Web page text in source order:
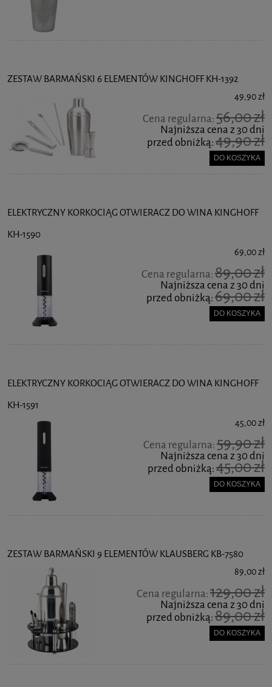
ZESTAW BARMAŃSKI 6 ELEMENTÓW KINGHOFF KH-1392
49,90 zł
Cena regularna:56,00 zł
Najniższa cena z 30 dni
przed obniżką:49,90 zł
DO KOSZYKA
ELEKTRYCZNY KORKOCIĄG OTWIERACZ DO WINA KINGHOFF
KH-1590
69,00 zł
Cena regularna:89,00 zł
Najniższa cena z 30 dni
przed obniżką:69,00 zł
DO KOSZYKA
ELEKTRYCZNY KORKOCIĄG OTWIERACZ DO WINA KINGHOFF
KH-1591
45,00 zł
Cena regularna:59,90 zł
Najniższa cena z 30 dni
przed obniżką:45,00 zł
DO KOSZYKA
ZESTAW BARMAŃSKI 9 ELEMENTÓW KLAUSBERG KB-7580
89,00 zł
Cena regularna:129,00 zł
Najniższa cena z 30 dni
przed obniżką:89,00 zł
DO KOSZYKA